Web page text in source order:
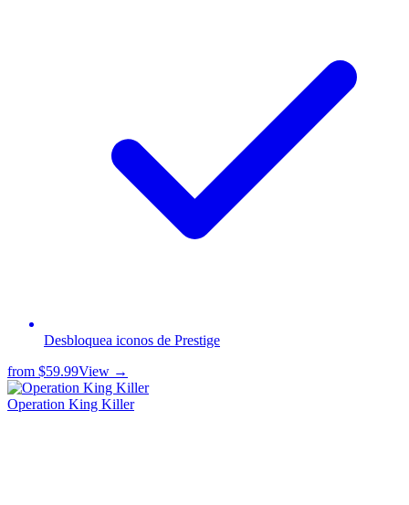
Desbloquea iconos de Prestige
from $59.99View →
Operation King Killer